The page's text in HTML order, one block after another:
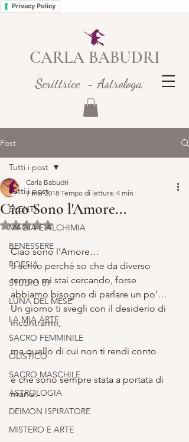
Privacy Policy
CARLA BABUDRI
Scrittrice - Astrologa
Post
Tutti i post
EVENTI
MAGIA E ALCHIMIA
BENESSERE
POESIA
STUDIO 69
LUNA DEL MESE
LA MIA ARTE
SACRO FEMMINILE
OLISTICO
SACRO MASCHILE
ASTROLOGIA
DEIMON ISPIRATORE
MISTERO E ARTE
Tutti i post
Ciao Sono l'Amore...
Carla Babudri
9 mar 2018 Tempo di lettura: 4 min
Valutazione NaN stelle su 5.
Ciao sono l’Amore…
ti scrivo perché so che da diverso
tempo mi stai cercando, forse
abbiamo bisogno di parlare un po’…
Un giorno ti svegli con il desiderio di
incontrarmi,
ma quello di cui non ti rendi conto
è che sono sempre stata a portata di
mano.